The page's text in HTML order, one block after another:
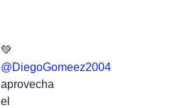
💚
@DiegoGomeez2004
aprovecha
el